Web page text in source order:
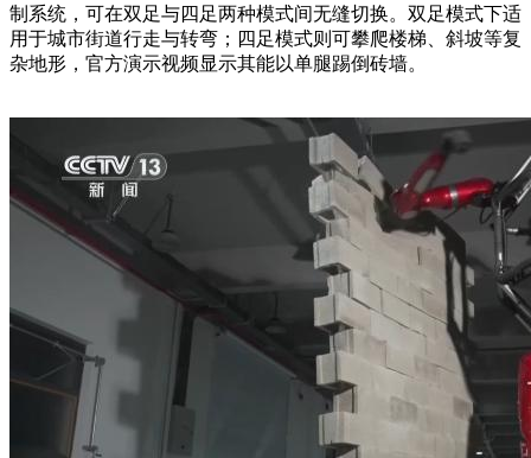
制系统，可在双足与四足两种模式间无缝切换。双足模式下适
用于城市街道行走与转弯；四足模式则可攀爬楼梯、斜坡等复
杂地形，官方演示视频显示其能以单腿踢倒砖墙。